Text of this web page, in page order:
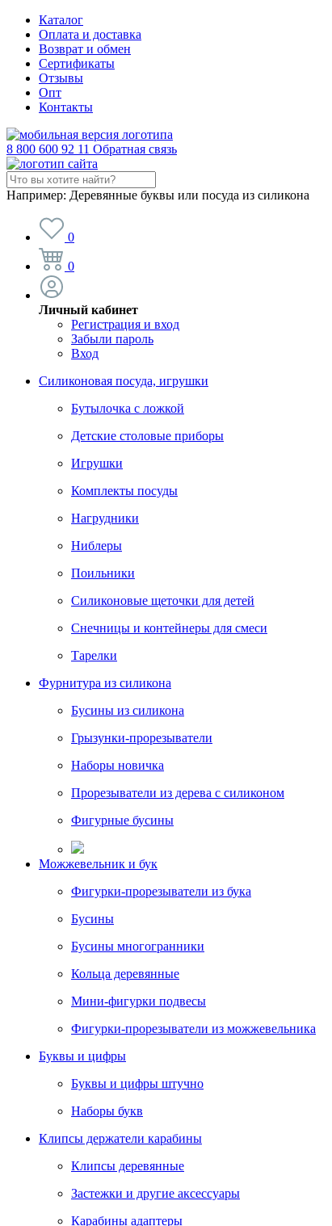
Каталог
Оплата и доставка
Возврат и обмен
Сертификаты
Отзывы
Опт
Контакты
8 800 600 92 11 Обратная связь
Например: Деревянные буквы или посуда из силикона
0
0
Личный кабинет
Регистрация и вход
Забыли пароль
Вход
Силиконовая посуда, игрушки
Бутылочка с ложкой
Детские столовые приборы
Игрушки
Комплекты посуды
Нагрудники
Ниблеры
Поильники
Силиконовые щеточки для детей
Снечницы и контейнеры для смеси
Тарелки
Фурнитура из силикона
Бусины из силикона
Грызунки-прорезыватели
Наборы новичка
Прорезыватели из дерева с силиконом
Фигурные бусины
Можжевельник и бук
Фигурки-прорезыватели из бука
Бусины
Бусины многогранники
Кольца деревянные
Мини-фигурки подвесы
Фигурки-прорезыватели из можжевельника
Буквы и цифры
Буквы и цифры штучно
Наборы букв
Клипсы держатели карабины
Клипсы деревянные
Застежки и другие аксессуары
Карабины адаптеры